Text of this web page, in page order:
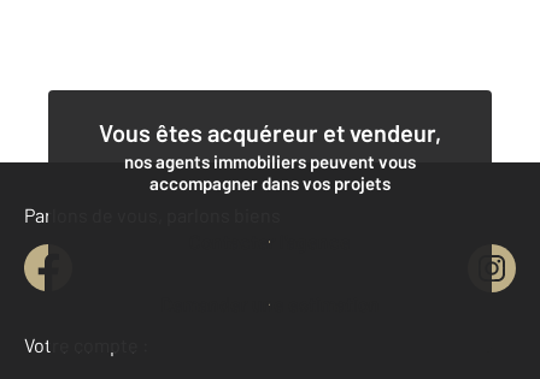
Vous êtes acquéreur et vendeur,
nos agents immobiliers peuvent vous
accompagner dans vos projets
Contacter l'agence
Demander une estimation
Parlons de vous, parlons biens
Votre compte :